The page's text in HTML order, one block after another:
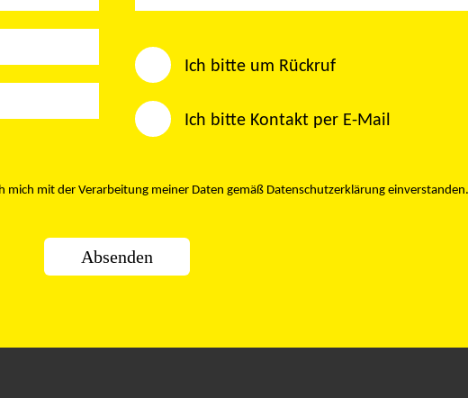
Wie möchten Sie kontaktiert werden?
Ich bitte um Rückruf
Ich bitte Kontakt per E-Mail
mich mit der Verarbeitung meiner Daten gemäß Datenschutzerklärungeinverstanden.